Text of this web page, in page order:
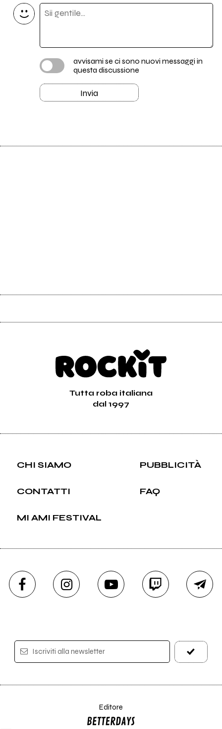
avvisami se ci sono nuovi messaggi in
questa discussione
Invia
Tutta roba italiana
dal 1997
CHI SIAMO PUBBLICITÀ
CONTATTI FAQ
MI AMI FESTIVAL
Iscriviti alla newsletter
Editore